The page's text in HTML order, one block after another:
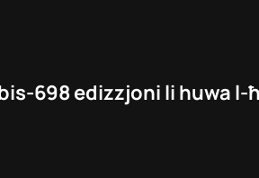
698 edizzjoni li huwa